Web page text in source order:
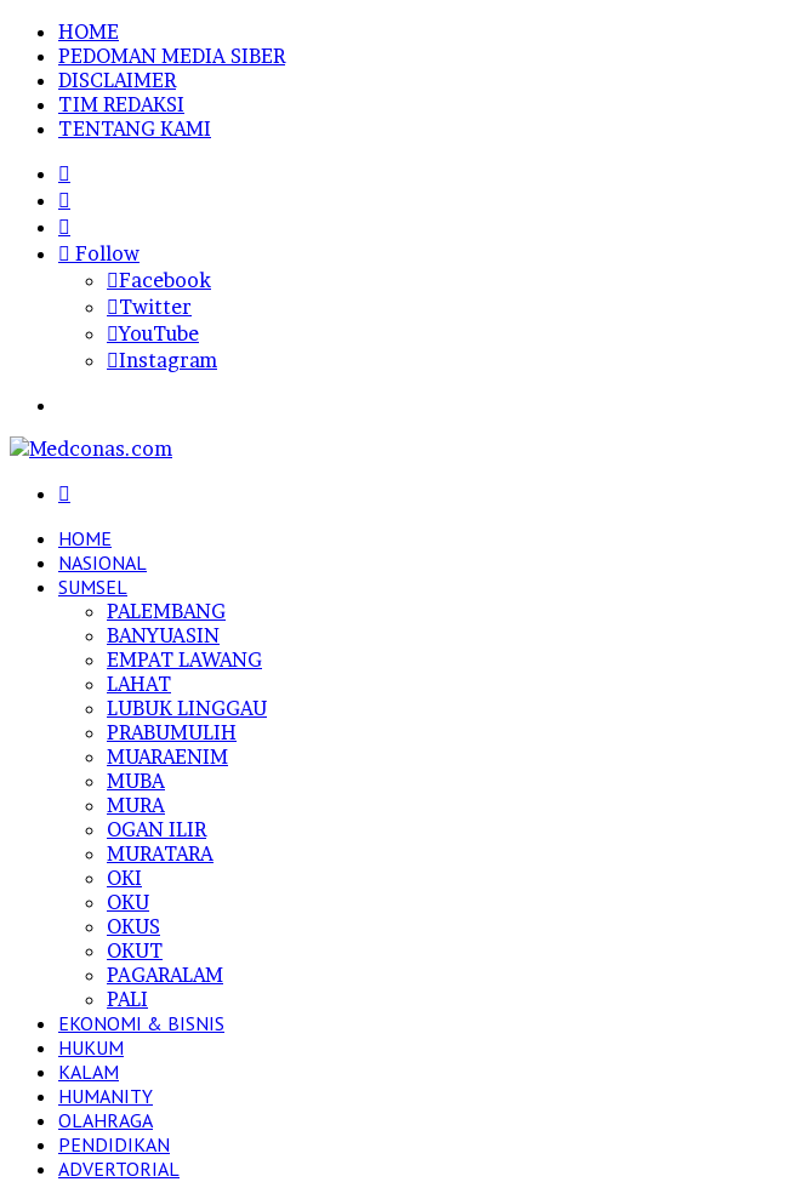
HOME
PEDOMAN MEDIA SIBER
DISCLAIMER
TIM REDAKSI
TENTANG KAMI
In
Follow
Facebook
Twitter
YouTube
Instagram
HOME
NASIONAL
SUMSEL
PALEMBANG
BANYUASIN
EMPAT LAWANG
LAHAT
LUBUK LINGGAU
PRABUMULIH
MUARAENIM
MUBA
MURA
OGAN ILIR
MURATARA
OKI
OKU
OKUS
OKUT
PAGARALAM
PALI
EKONOMI & BISNIS
HUKUM
KALAM
HUMANITY
OLAHRAGA
PENDIDIKAN
ADVERTORIAL